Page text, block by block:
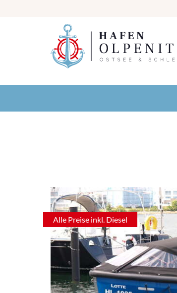
Alle Preise inkl. Diesel